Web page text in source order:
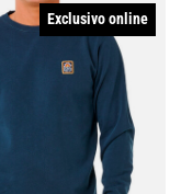
Exclusivo online